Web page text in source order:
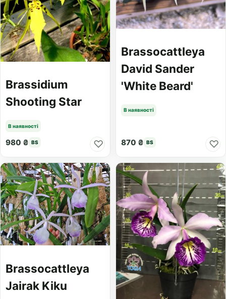
Brassidium
Shooting Star
В наявності
980 ₴ BS ♡
Brassocattleya
David Sander
'White Beard'
В наявності
870 ₴ BS ♡
Brassocattleya
Jairak Kiku